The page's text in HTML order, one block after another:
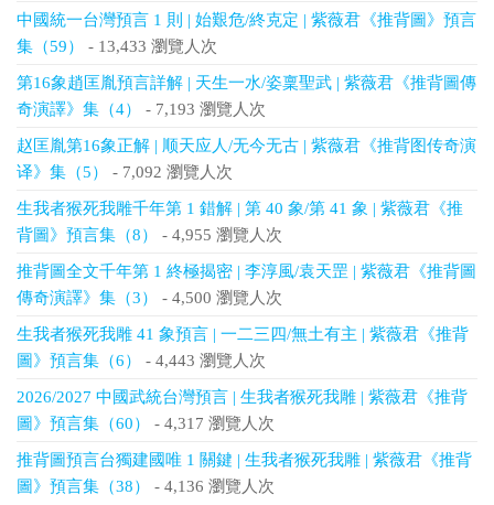
中國統一台灣預言 1 則 | 始艱危/終克定 | 紫薇君《推背圖》預言
集（59）
- 13,433 瀏覽人次
第16象趙匡胤預言詳解 | 天生一水/姿稟聖武 | 紫薇君《推背圖傳
奇演譯》集（4）
- 7,193 瀏覽人次
赵匡胤第16象正解 | 顺天应人/无今无古 | 紫薇君《推背图传奇演
译》集（5）
- 7,092 瀏覽人次
生我者猴死我雕千年第 1 錯解 | 第 40 象/第 41 象 | 紫薇君《推
背圖》預言集（8）
- 4,955 瀏覽人次
推背圖全文千年第 1 終極揭密 | 李淳風/袁天罡 | 紫薇君《推背圖
傳奇演譯》集（3）
- 4,500 瀏覽人次
生我者猴死我雕 41 象預言 | 一二三四/無土有主 | 紫薇君《推背
圖》預言集（6）
- 4,443 瀏覽人次
2026/2027 中國武統台灣預言 | 生我者猴死我雕 | 紫薇君《推背
圖》預言集（60）
- 4,317 瀏覽人次
推背圖預言台獨建國唯 1 關鍵 | 生我者猴死我雕 | 紫薇君《推背
圖》預言集（38）
- 4,136 瀏覽人次